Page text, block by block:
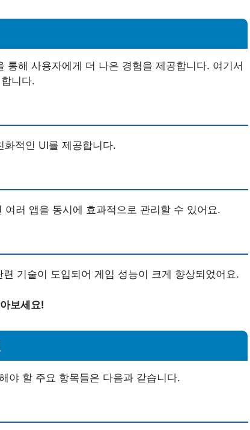
통해 사용자에게 더 나은 경험을 제공합니다. 여기서
니다.
화적인 UI를 제공합니다.
러 앱을 동시에 효과적으로 관리할 수 있어요.
기술이 도입되어 게임 성능이 크게 향상되었어요.
보세요!
야 할 주요 항목들은 다음과 같습니다.